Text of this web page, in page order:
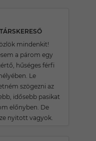
mindenkit!
a párom egy
hűséges férfi
Le
szögezni az
idősebb pasikat
előnyben. De
nyitott vagyok.